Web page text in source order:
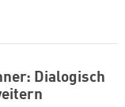
Dialogisch